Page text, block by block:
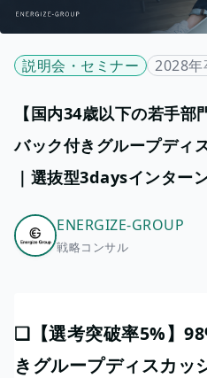
説明会・セミナー 2028年
【国内34歳以下の若手
バック付きグループディ
｜選抜型3daysインター
ENERGIZE-GROUP
戦略コンサル
❏【選考突破率5%】
きグループディスカッ